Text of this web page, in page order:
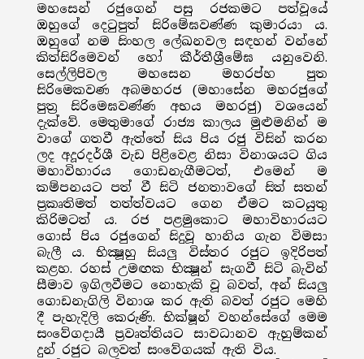
මහසෙන් රජුගෙන් පසු රජකමට පත්වූයේ
ඔහුගේ දෙටුපුත් සිරිමේඝවණ්ණ කුමාරයා ය.
ඔහුගේ නම සිංහල ලේඛනවල සඳහන් වන්නේ
කිත්සිරිමෙවන් හෝ කීර්තීශ්‍රීමේඝ යනුවෙනි.
සෙල්ලිපිවල මහසෙන මහරප්හ පුත
සිරිමෙකවණ අබමහරජ (මහාසේන මහරජුගේ
පුත්‍ර සිරිමෙඝවණ්ණ අභය මහරජු) වශයෙන්
දැක්වේ. මෙතුමාගේ රාජ්‍ය කාලය මුළුමනින් ම
වාගේ ගතවී ඇත්තේ සිය පිය රජු විසින් කරන
ලද අදූරදර්ශී වැඩ පිළිවෙළ නිසා විනාශයට ගිය
මහාවිහාරය ගොඩනැගීමටත්, එමෙන් ම
කම්පනයට පත් වී සිටි ජනතාවගේ සිත් සතන්
ප්‍රකෘතිමත් තත්ත්වයට ගෙන ඒමට කටයුතු
කිරිමටත් ය. රජ පළමුකොට මහාවිහාරයට
ගොස් පිය රජුගෙන් සිදුවූ හානිය ගැන විමසා
බැලී ය. භික්‍ෂූහු සියලු විස්තර රජුට ඉදිරිපත්
කළහ. රහස් උමඟක භික්‍ෂූන් සැගවී සිටි බැවින්
සීමාව ඉගිලවීමට නොහැකි වූ බවත්, අන් සියලු
ගොඩනැගිලි විනාශ කර ඇති බවත් රජුට මෙහි
දී පැහැදිලි කෙරුණි. භික්ෂූන් වහන්සේගේ මෙම
සංවේගදායී ප්‍රවෘත්තියට සාවධානව ඇහුම්කන්
දුන් රජුට බලවත් සංවේගයක් ඇති විය.